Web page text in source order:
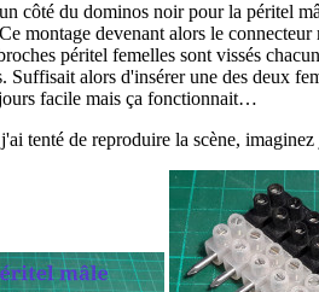
côté du dominos noir pour la péritel
montage devenant alors le connecteur
péritel femelles sont vissés
Suffisait alors d'insérer une des deux
facile mais ça fonctionnait…
tenté de reproduire la scène,